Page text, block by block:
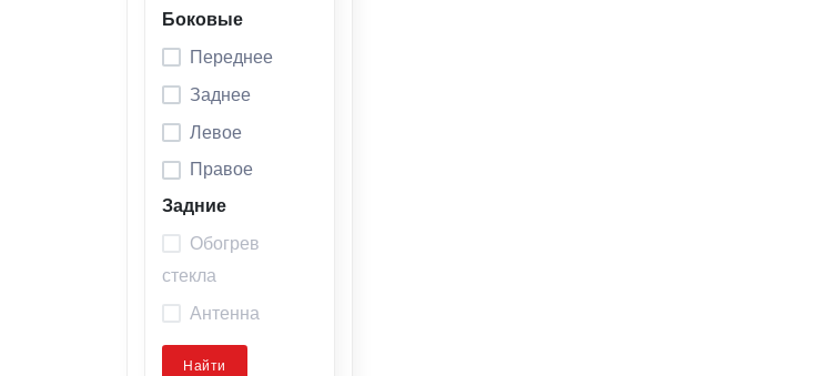
Боковые
Переднее
Заднее
Левое
Правое
Задние
Обогрев
стекла
Антенна
Найти